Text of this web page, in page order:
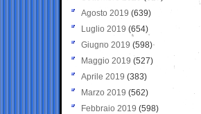
Agosto 2019 (639)
Luglio 2019 (654)
Giugno 2019 (598)
Maggio 2019 (527)
Aprile 2019 (383)
Marzo 2019 (562)
Febbraio 2019 (598)